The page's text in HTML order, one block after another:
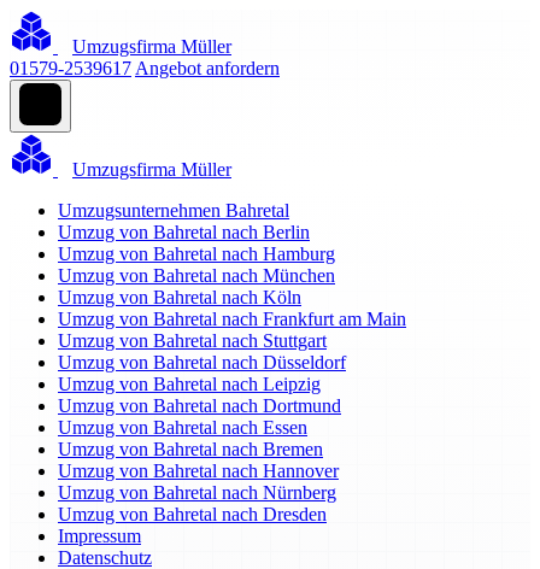
Umzugsfirma Müller
01579-2539617 Angebot anfordern
Umzugsfirma Müller
Umzugsunternehmen Bahretal
Umzug von Bahretal nach Berlin
Umzug von Bahretal nach Hamburg
Umzug von Bahretal nach München
Umzug von Bahretal nach Köln
Umzug von Bahretal nach Frankfurt am Main
Umzug von Bahretal nach Stuttgart
Umzug von Bahretal nach Düsseldorf
Umzug von Bahretal nach Leipzig
Umzug von Bahretal nach Dortmund
Umzug von Bahretal nach Essen
Umzug von Bahretal nach Bremen
Umzug von Bahretal nach Hannover
Umzug von Bahretal nach Nürnberg
Umzug von Bahretal nach Dresden
Impressum
Datenschutz